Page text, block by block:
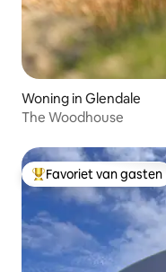
Woning in Glendale
The Woodhouse
Topfavoriet van
Favoriet van gasten